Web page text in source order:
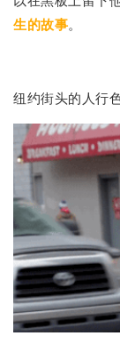
生的故事。
纽约街头的人行